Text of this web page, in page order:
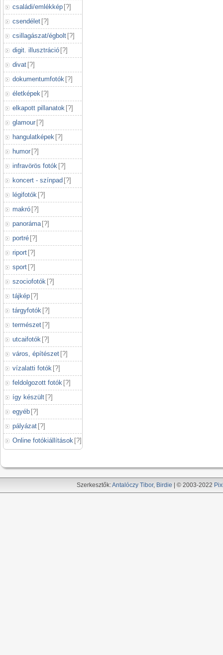
családi/emlékkép [?]
csendélet [?]
csillagászat/égbolt [?]
digit. illusztráció [?]
divat [?]
dokumentumfotók [?]
életképek [?]
elkapott pillanatok [?]
glamour [?]
hangulatképek [?]
humor [?]
infravörös fotók [?]
koncert - színpad [?]
légifotók [?]
makró [?]
panoráma [?]
portré [?]
riport [?]
sport [?]
szociofotók [?]
tájkép [?]
tárgyfotók [?]
természet [?]
utcaifotók [?]
város, építészet [?]
vízalatti fotók [?]
feldolgozott fotók [?]
így készült [?]
egyéb [?]
pályázat [?]
Online fotókiállítások [?]
Szerkesztők:Antalóczy Tibor, Birdie | © 2003-2022